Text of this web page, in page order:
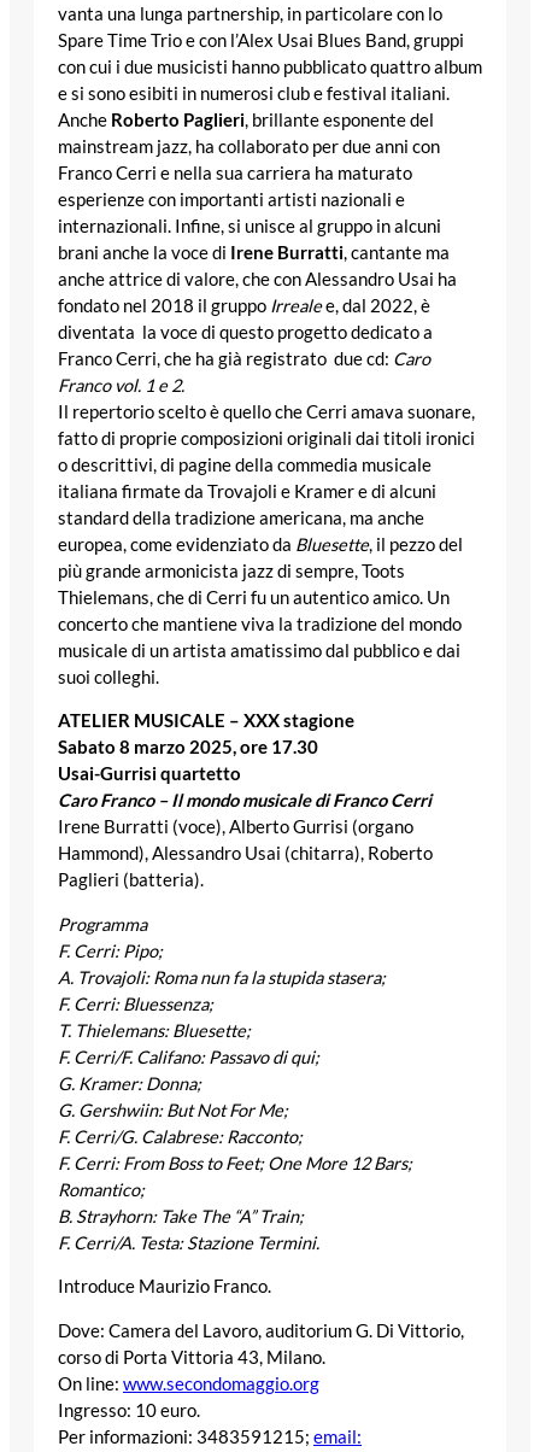
vanta una lunga partnership, in particolare con lo
Spare Time Trio e con l’Alex Usai Blues Band, gruppi
con cui i due musicisti hanno pubblicato quattro album
e si sono esibiti in numerosi club e festival italiani.
Anche Roberto Paglieri, brillante esponente del
mainstream jazz, ha collaborato per due anni con
Franco Cerri e nella sua carriera ha maturato
esperienze con importanti artisti nazionali e
internazionali. Infine, si unisce al gruppo in alcuni
brani anche la voce di Irene Burratti, cantante ma
anche attrice di valore, che con Alessandro Usai ha
fondato nel 2018 il gruppo Irrealee, dal 2022, è
diventata la voce di questo progetto dedicato a
Franco Cerri, che ha già registrato due cd: Caro
Franco vol. 1 e 2.
Il repertorio scelto è quello che Cerri amava suonare,
fatto di proprie composizioni originali dai titoli ironici
o descrittivi, di pagine della commedia musicale
italiana firmate da Trovajoli e Kramer e di alcuni
standard della tradizione americana, ma anche
europea, come evidenziato da Bluesette, il pezzo del
più grande armonicista jazz di sempre, Toots
Thielemans, che di Cerri fu un autentico amico. Un
concerto che mantiene viva la tradizione del mondo
musicale di un artista amatissimo dal pubblico e dai
suoi colleghi.
ATELIER MUSICALE – XXX stagione
Sabato 8 marzo 2025, ore 17.30
Usai-Gurrisi quartetto
Caro Franco – Il mondo musicale di Franco Cerri
Irene Burratti (voce), Alberto Gurrisi (organo
Hammond), Alessandro Usai (chitarra), Roberto
Paglieri (batteria).
Programma
F. Cerri: Pipo;
A. Trovajoli: Roma nun fa la stupida stasera;
F. Cerri: Bluessenza;
T. Thielemans: Bluesette;
F. Cerri/F. Califano: Passavo di qui;
G. Kramer: Donna;
G. Gershwiin: But Not For Me;
F. Cerri/G. Calabrese: Racconto;
F. Cerri: From Boss to Feet; One More 12 Bars;
Romantico;
B. Strayhorn: Take The “A” Train;
F. Cerri/A. Testa: Stazione Termini.
Introduce Maurizio Franco.
Dove: Camera del Lavoro, auditorium G. Di Vittorio,
corso di Porta Vittoria 43, Milano.
On line: www.secondomaggio.org
Ingresso: 10 euro.
Per informazioni: 3483591215; email: